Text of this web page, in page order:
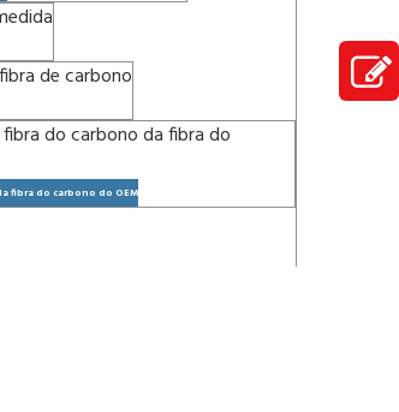
fibra do carbono do OEM